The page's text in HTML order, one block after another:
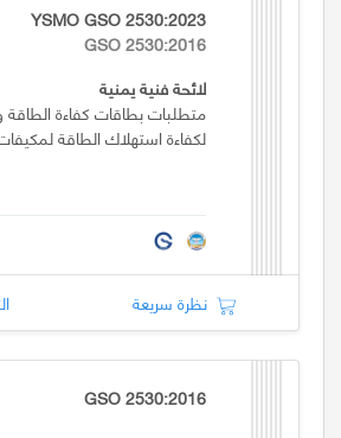
YSMO GSO 2530:2023
GSO 2530:2016
لائحة فنية يمنية
متطلبات بطاقات كفاءة الطاقة
لكفاءة استهلاك الطاقة
نظرة سريعة
GSO 2530:2016